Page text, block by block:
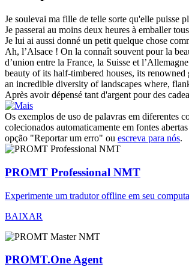
Je soulevai ma fille de telle sorte qu'elle puisse
Je passerai au moins deux heures à emballer
Je lui ai aussi donné un petit quelque chose
Ah, l’Alsace ! On la connaît souvent pour la
d’union entre la France, la Suisse et
beauty of its half-timbered houses, its
an incredible diversity of landscapes where,
Après avoir dépensé tant d'argent pour des
Os exemplos de uso de palavras em diferentes
colecionados automaticamente em fontes
opção "Reportar um erro" ou escreva para nós.
PROMT Professional NMT
Experimente um tradutor offline em seu
BAIXAR
PROMT.One Agent